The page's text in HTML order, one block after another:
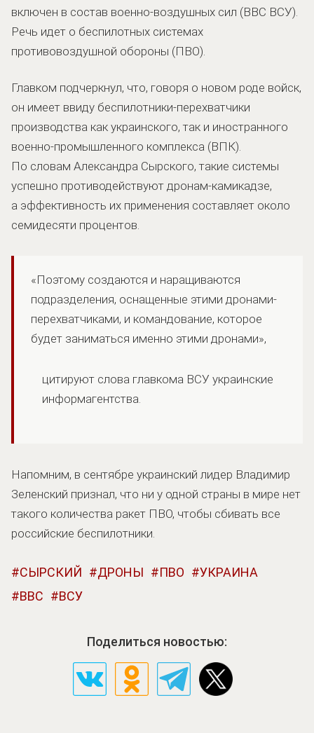
включен в состав военно-воздушных сил (ВВС ВСУ).
Речь идет о беспилотных системах
противовоздушной обороны (ПВО).
Главком подчеркнул, что, говоря о новом роде войск,
он имеет ввиду беспилотники-перехватчики
производства как украинского, так и иностранного
военно-промышленного комплекса (ВПК).
По словам Александра Сырского, такие системы
успешно противодействуют дронам-камикадзе,
а эффективность их применения составляет около
семидесяти процентов.
«Поэтому создаются и наращиваются
подразделения, оснащенные этими дронами-
перехватчиками, и командование, которое
будет заниматься именно этими дронами»,
цитируют слова главкома ВСУ украинские
информагентства.
Напомним, в сентябре украинский лидер Владимир
Зеленский признал, что ни у одной страны в мире нет
такого количества ракет ПВО, чтобы сбивать все
российские беспилотники.
СЫРСКИЙ ДРОНЫ ПВО
УКРАИНА
ВВС
ВСУ
Поделиться новостью: